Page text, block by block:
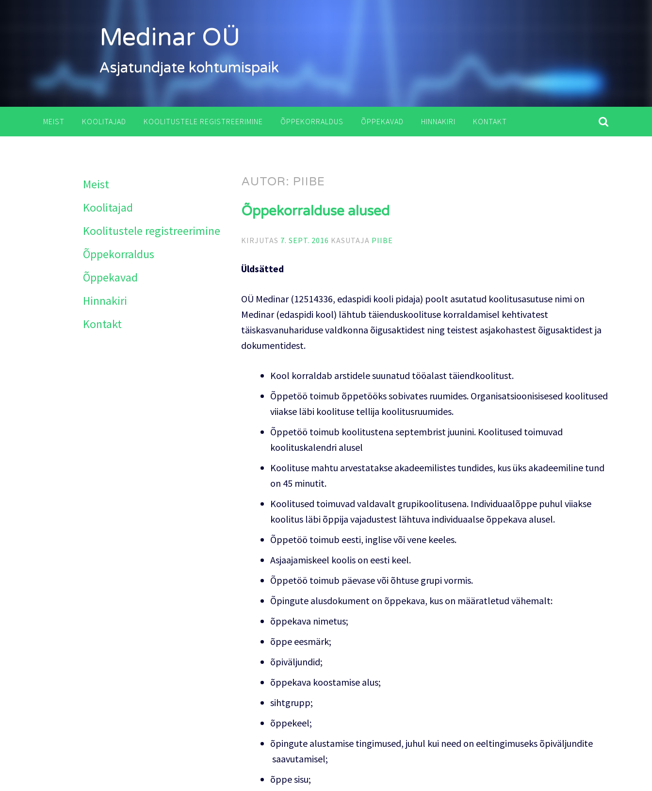
Medinar OÜ
Asjatundjate kohtumispaik
MEIST KOOLITAJAD KOOLITUSTELE REGISTREERIMINE ÕPPEKORRALDUS ÕPPEKAVAD HINNAKIRI KONTAKT
AUTOR: PIIBE
Õppekorralduse alused
KIRJUTAS 7. SEPT. 2016 KASUTAJA PIIBE
Üldsätted
OÜ Medinar (12514336, edaspidi kooli pidaja) poolt asutatud koolitusasutuse nimi on
Medinar (edaspidi kool) lähtub täienduskoolituse korraldamisel kehtivatest
täiskasvanuhariduse valdkonna õigusaktidest ning teistest asjakohastest õigusaktidest ja
dokumentidest.
Kool korraldab arstidele suunatud tööalast täiendkoolitust.
Õppetöö toimub õppetööks sobivates ruumides. Organisatsioonisisesed koolitused
viiakse läbi koolituse tellija koolitusruumides.
Õppetöö toimub koolitustena septembrist juunini. Koolitused toimuvad
koolituskalendri alusel
Koolituse mahtu arvestatakse akadeemilistes tundides, kus üks akadeemiline tund
on 45 minutit.
Koolitused toimuvad valdavalt grupikoolitusena. Individuaalõppe puhul viiakse
koolitus läbi õppija vajadustest lähtuva individuaalse õppekava alusel.
Õppetöö toimub eesti, inglise või vene keeles.
Asjaajamiskeel koolis on eesti keel.
Õppetöö toimub päevase või õhtuse grupi vormis.
Õpingute alusdokument on õppekava, kus on määratletud vähemalt:
õppekava nimetus;
õppe eesmärk;
õpiväljundid;
õppekava koostamise alus;
sihtgrupp;
õppekeel;
õpingute alustamise tingimused, juhul kui need on eeltingimuseks õpiväljundite
saavutamisel;
õppe sisu;
Meist
Koolitajad
Koolitustele registreerimine
Õppekorraldus
Õppekavad
Hinnakiri
Kontakt